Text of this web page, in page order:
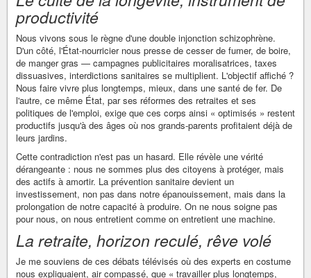
productivité
Nous vivons sous le règne d'une double injonction schizophrène.
D'un côté, l'État-nourricier nous presse de cesser de fumer, de boire,
de manger gras — campagnes publicitaires moralisatrices, taxes
dissuasives, interdictions sanitaires se multiplient. L'objectif affiché ?
Nous faire vivre plus longtemps, mieux, dans une santé de fer. De
l'autre, ce même État, par ses réformes des retraites et ses
politiques de l'emploi, exige que ces corps ainsi « optimisés » restent
productifs jusqu'à des âges où nos grands-parents profitaient déjà de
leurs jardins.
Cette contradiction n'est pas un hasard. Elle révèle une vérité
dérangeante : nous ne sommes plus des citoyens à protéger, mais
des actifs à amortir. La prévention sanitaire devient un
investissement, non pas dans notre épanouissement, mais dans la
prolongation de notre capacité à produire. On ne nous soigne pas
pour nous, on nous entretient comme on entretient une machine.
La retraite, horizon reculé, rêve volé
Je me souviens de ces débats télévisés où des experts en costume
nous expliquaient, air compassé, que « travailler plus longtemps,